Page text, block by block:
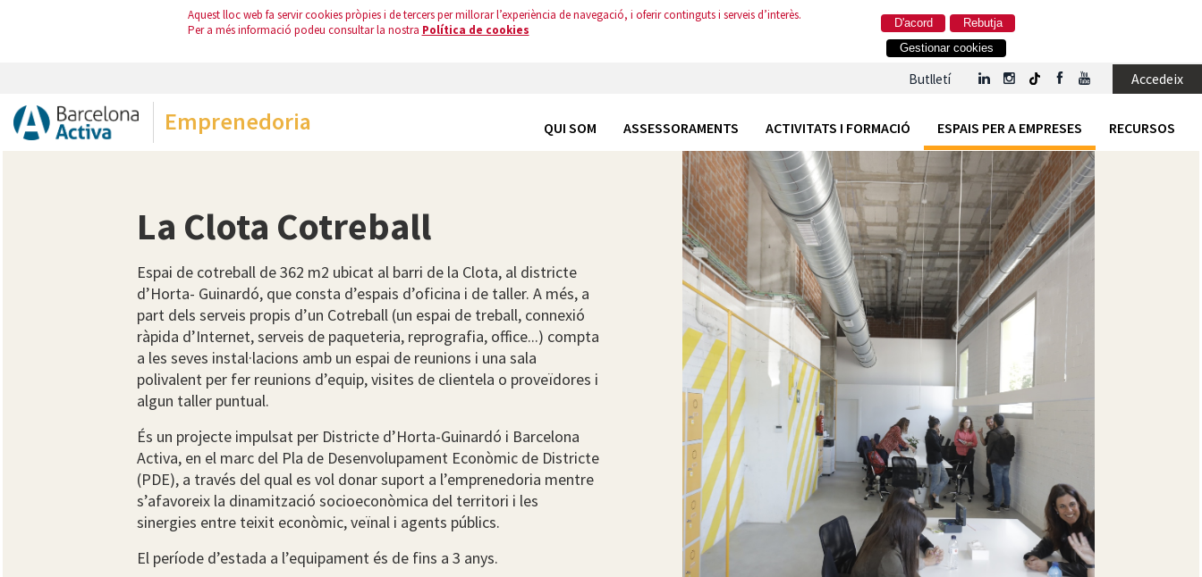
Aquest lloc web fa servir cookies pròpies i de tercers per millorar l’experiència de navegació, i oferir continguts i serveis d’interès.
Per a més informació podeu consultar la nostra Política de cookies Rebutja
D'acord
Gestionar cookies
Butlletí Accedeix
Emprenedoria QUI SOM ASSESSORAMENTS ACTIVITATS I FORMACIÓ ESPAIS PER A EMPRESES RECURSOS
La Clota Cotreball
Espai de cotreball de 362 m2 ubicat al barri de la Clota, al districte
d’Horta- Guinardó, que consta d’espais d’oficina i de taller. A més, a
part dels serveis propis d’un Cotreball (un espai de treball, connexió
ràpida d’Internet, serveis de paqueteria, reprografia, office...) compta
a les seves instal·lacions amb un espai de reunions i una sala
polivalent per fer reunions d’equip, visites de clientela o proveïdores i
algun taller puntual.
És un projecte impulsat per Districte d’Horta-Guinardó i Barcelona
Activa, en el marc del Pla de Desenvolupament Econòmic de Districte
(PDE), a través del qual es vol donar suport a l’emprenedoria mentre
s’afavoreix la dinamització socioeconòmica del territori i les
sinergies entre teixit econòmic, veïnal i agents públics.
El període d’estada a l’equipament és de fins a 3 anys.